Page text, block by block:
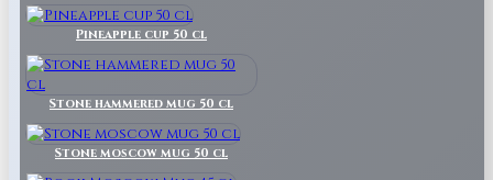
Pineapple cup 50 cl
Stone hammered mug 50 cl
Stone moscow mug 50 cl